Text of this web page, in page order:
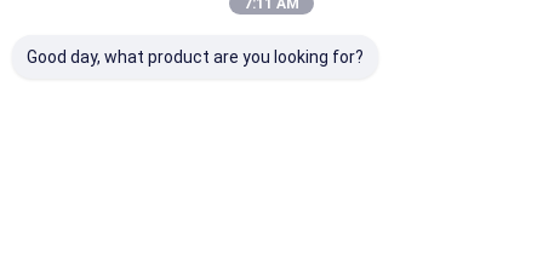
포장 테이프 인쇄 기계
7:11 AM
Good day, what product are you looking for?